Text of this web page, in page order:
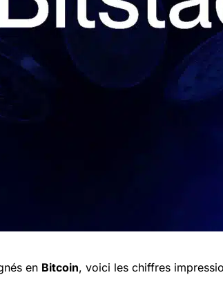
en Bitcoin, voici les chiffres